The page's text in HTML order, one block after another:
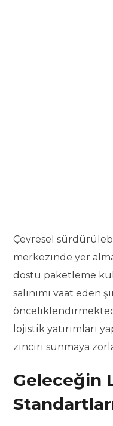
Çevresel
merkezinde yer
dostu paketleme
salınımı vaat eden
lojistik yatırımları
zinciri sunmaya
Geleceğin